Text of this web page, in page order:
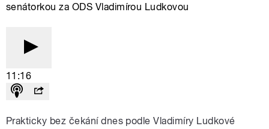
senátorkou za ODS Vladimírou Ludkovou
11:16
Prakticky bez čekání dnes podle Vladimíry Ludkové